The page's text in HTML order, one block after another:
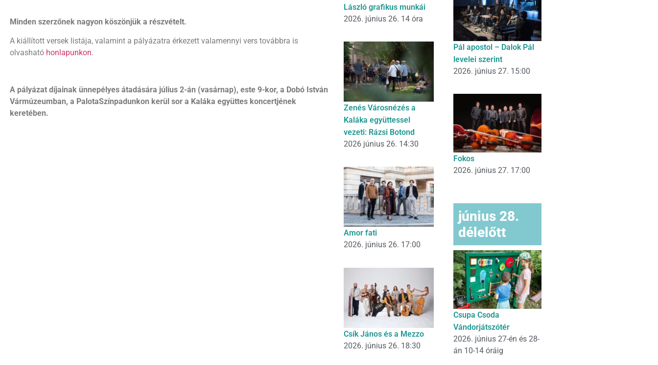
Minden szerzőnek nagyon köszönjük a részvételt.
A kiállított versek listája, valamint a pályázatra érkezett valamennyi vers továbbra is
olvasható honlapunkon.
A pályázat díjainak ünnepélyes átadására július 2-án (vasárnap), este 9-kor, a Dobó István
Vármúzeumban, a PalotaSzínpadunkon kerül sor a Kaláka együttes koncertjének
keretében.
László grafikus munkái
2026. június 26. 14 óra
Zenés Városnézés a
Kaláka együttessel
vezeti: Rázsi Botond
2026 június 26. 14:30
Amor fati
2026. június 26. 17:00
Csík János és a Mezzo
2026. június 26. 18:30
Pál apostol – Dalok Pál
levelei szerint
2026. június 27. 15:00
Fokos
2026. június 27. 17:00
június 28.
délelőtt
Csupa Csoda
Vándorjátszótér
2026. június 27-én és 28-
án 10-14 óráig